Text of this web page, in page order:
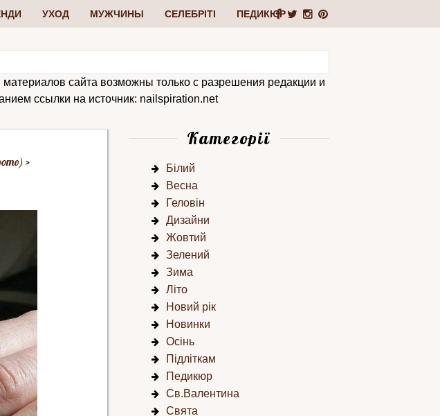
УХОД МУЖЧИНЫ СЕЛЕБРІТІ ПЕДИКЮР
сайта возможны только с разрешения редакции и
ссылки на источник: nailspiration.net
Категорії
Білий
Весна
Геловін
Дизайни
Жовтий
Зелений
Зима
Літо
Новий рік
Новинки
Осінь
Підліткам
Педикюр
Св.Валентина
Свята